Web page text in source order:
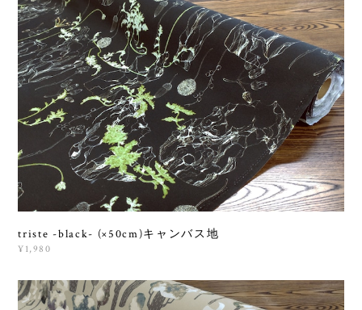
triste -black- (×50cm)キャンバス地
¥1,980